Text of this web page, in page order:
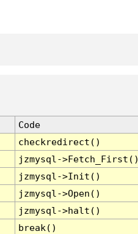
Code
checkredirect()
jzmysql-
jzmysql->Init()
jzmysql->Open()
jzmysql->halt()
break()